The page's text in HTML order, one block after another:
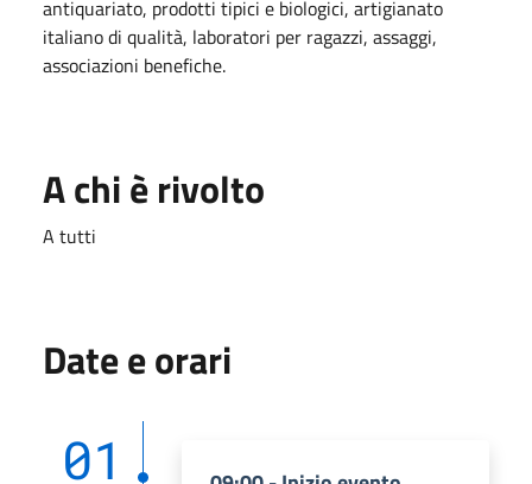
antiquariato, prodotti tipici e biologici, artigianato
italiano di qualità, laboratori per ragazzi, assaggi,
associazioni benefiche.
A chi è rivolto
A tutti
Date e orari
01